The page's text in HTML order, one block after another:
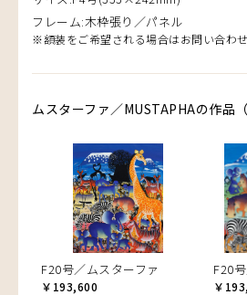
フレーム:木枠張り／パネル
※額装をご希望される場合はお問い合わせ
ムスターファ／MUSTAPHAの作品
F20号／ムスターファ
￥193,600
F20
￥